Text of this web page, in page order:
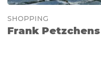
SHOPPING
Frank